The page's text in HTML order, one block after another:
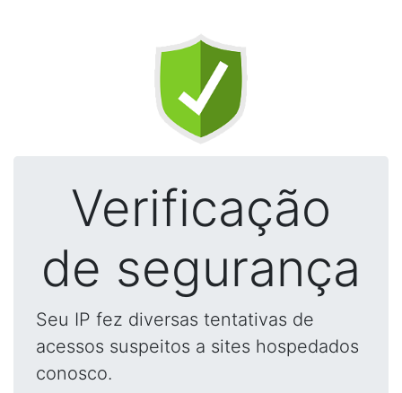
Verificação
de segurança
Seu IP fez diversas tentativas de
acessos suspeitos a sites hospedados
conosco.